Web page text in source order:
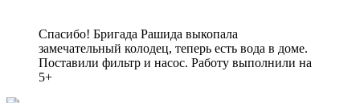
Спасибо! Бригада Рашида выкопала
замечательный колодец, теперь есть вода в доме.
Поставили фильтр и насос. Работу выполнили на
5+